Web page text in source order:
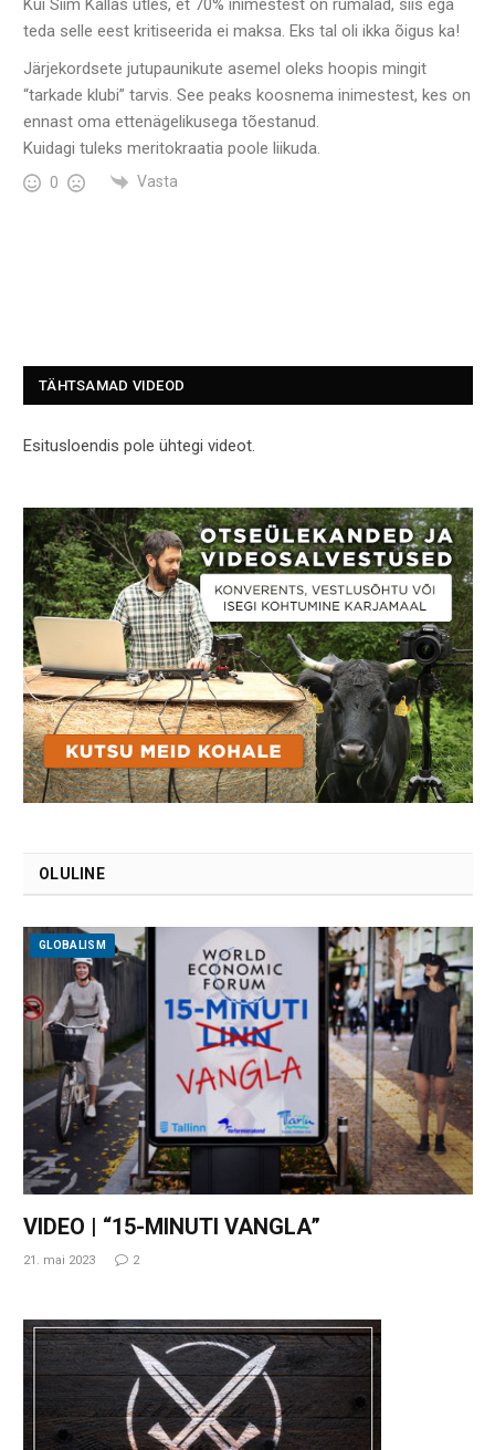
Kui Siim Kallas ütles, et 70% inimestest on rumalad, siis ega
teda selle eest kritiseerida ei maksa. Eks tal oli ikka õigus ka!
Järjekordsete jutupaunikute asemel oleks hoopis mingit
“tarkade klubi” tarvis. See peaks koosnema inimestest, kes on
ennast oma ettenägelikusega tõestanud.
Kuidagi tuleks meritokraatia poole liikuda.
0 Vasta
TÄHTSAMAD VIDEOD
Esitusloendis pole ühtegi videot.
OLULINE
GLOBALISM
VIDEO | “15-MINUTI VANGLA”
21. mai 2023 2